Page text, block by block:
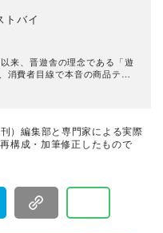
トバイ
来、晋遊舎の理念である「遊
消費者目線で本音の商品テス
の」と「お役立ち情報」を厳
集長・高橋咲彩を中心に、11
）編集部と専門家による実際
構成・加筆修正したもので